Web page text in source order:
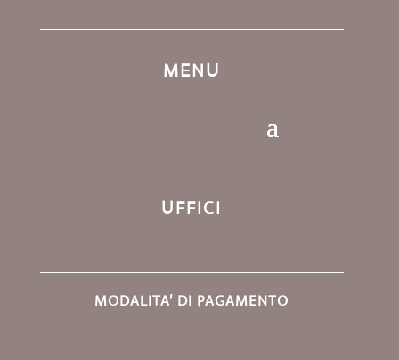
MENU
UFFICI
MODALITA’ DI PAGAMENTO